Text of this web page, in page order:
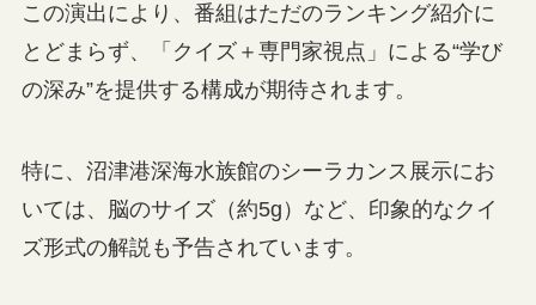
この演出により、番組はただのランキング紹介に
とどまらず、「クイズ＋専門家視点」による“学び
の深み”を提供する構成が期待されます。
特に、沼津港深海水族館のシーラカンス展示にお
いては、脳のサイズ（約5g）など、印象的なクイ
ズ形式の解説も予告されています。